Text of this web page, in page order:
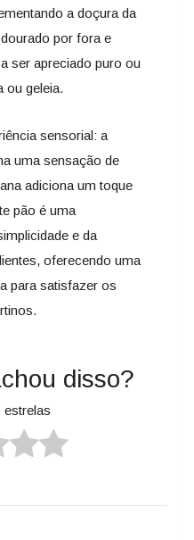
a doçura da
por fora e
ser apreciado puro ou
ou geleia.
sensorial: a
uma sensação de
adiciona um toque
pão é uma
e da
oferecendo uma
para satisfazer os
disso?
estrelas